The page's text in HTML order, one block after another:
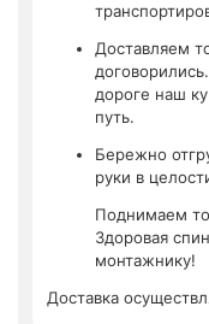
Доставляем
дороге наш
путь.
Бережно
руки в
Поднимаем
Здоровая
монтажнику!
Доставка